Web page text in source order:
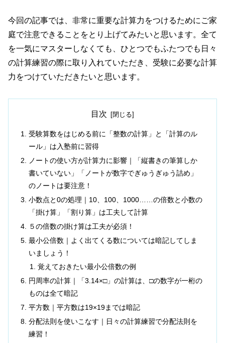
今回の記事では、非常に重要な計算力をつけるためにご家
庭で注意できることをとり上げてみたいと思います。全て
を一気にマスターしなくても、ひとつでもふたつでも日々
の計算練習の際に取り入れていただき、受験に必要な計算
力をつけていただきたいと思います。
目次
受験算数をはじめる前に「整数の計算」と「計算のル
ール」は入塾前に習得
ノートの使い方が計算力に影響｜「縦書きの筆算しか
書いていない」「ノートが数字でぎゅうぎゅう詰め」
のノートは要注意！
小数点と0の処理｜10、100、1000……の倍数と小数の
「掛け算」「割り算」は工夫して計算
５の倍数の掛け算は工夫が必須！
最小公倍数｜よく出てくる数については暗記してしま
いましょう！
覚えておきたい最小公倍数の例
円周率の計算｜「3.14×□」の計算は、□の数字が一桁の
ものは全て暗記
平方数｜平方数は19×19までは暗記
分配法則を使いこなす｜日々の計算練習で分配法則を
練習！